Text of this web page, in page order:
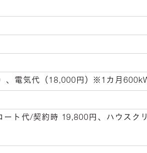
、電気代（18,000円）※1カ月
ト代/契約時 19,800円、ハウスク